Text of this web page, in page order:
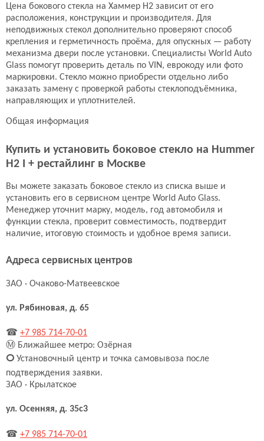
Цена бокового стекла на Хаммер H2 зависит от его
расположения, конструкции и производителя. Для
неподвижных стекол дополнительно проверяют способ
крепления и герметичность проёма, для опускных — работу
механизма двери после установки. Специалисты World Auto
Glass помогут проверить деталь по VIN, еврокоду или фото
маркировки. Стекло можно приобрести отдельно либо
заказать замену с проверкой работы стеклоподъёмника,
направляющих и уплотнителей.
Общая информация
Купить и установить боковое стекло на Hummer
H2 I + рестайлинг в Москве
Вы можете заказать боковое стекло из списка выше и
установить его в сервисном центре World Auto Glass.
Менеджер уточнит марку, модель, год автомобиля и
функции стекла, проверит совместимость, подтвердит
наличие, итоговую стоимость и удобное время записи.
Адреса сервисных центров
ЗАО · Очаково-Матвеевское
ул. Рябиновая, д. 65
☎ +7 985 714-70-01
Ⓜ Ближайшее метро: Озёрная
🞅 Установочный центр и точка самовывоза после
подтверждения заявки.
ЗАО · Крылатское
ул. Осенняя, д. 35с3
☎ +7 985 714-70-01